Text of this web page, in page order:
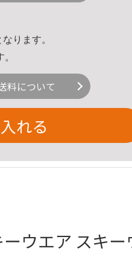
ります。
料について
れる
ウエア スキ